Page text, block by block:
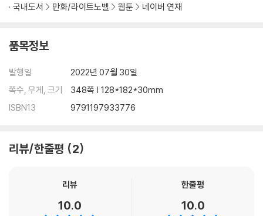
국내도서 만화/라이트노벨 웹툰 네이버 연재
품목정보
발행일
2022년 07월 30일
쪽수, 무게, 크기
348쪽 | 128*182*30mm
ISBN13
9791197933776
리뷰/한줄평 2
리뷰
10.0
한줄평
10.0